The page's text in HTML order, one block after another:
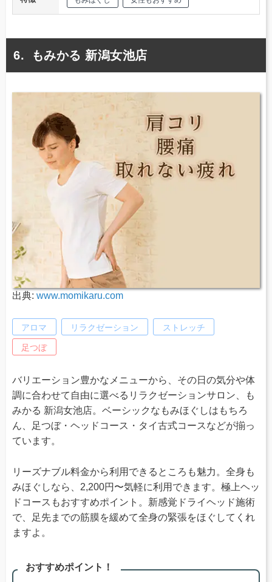
もみかる 新潟女池店
出典: www.momikaru.com
アロマ リラクゼーション ストレッチ
足つぼ
バリエーション豊かなメニューから、その日の気分や体
調に合わせて自由に選べるリラクゼーションサロン、も
みかる 新潟女池店。ベーシックなもみほぐしはもちろ
ん、足つぼ・ヘッドコース・タイ古式コースなどが揃っ
ています。
リーズナブル料金から利用できるところも魅力。全身も
みほぐしなら、2,200円〜気軽に利用できます。極上ヘッ
ドコースもおすすめポイント。新感覚ドライヘッド施術
で、足先までの筋膜を緩めて全身の緊張をほぐしてくれ
ますよ。
おすすめポイント！